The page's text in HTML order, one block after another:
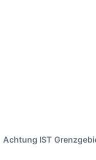
Achtung IST